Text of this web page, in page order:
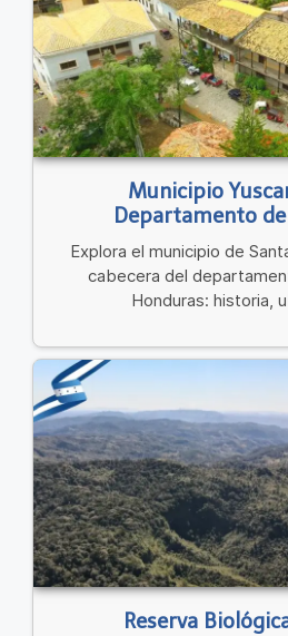
Municipio
Departamento de
Explora el municipio de
cabecera del
Honduras: historia,
Reserva